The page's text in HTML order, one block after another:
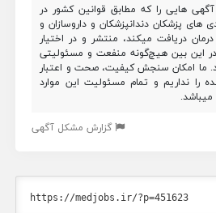
آگهی هایی را که مطابق قوانین کشور در
های پزشکان دندانپزشکان و داروسازان و
دریافت میکند، منتشر و در اختیار
این بین هیچ‌گونه منفعت و مسئولیتی
ما امکان سنجش کیفیت، صحت و اعتبار
را نداریم و تمام مسئولیت این موارد
گزارش مشکل آگهی